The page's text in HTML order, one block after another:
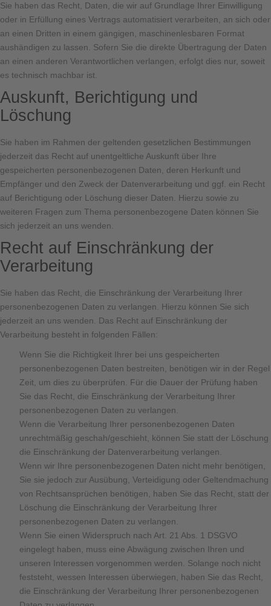
Sie haben das Recht, Daten, die wir auf Grundlage Ihrer Einwilligung
oder in Erfüllung eines Vertrags automatisiert verarbeiten, an sich oder
an einen Dritten in einem gängigen, maschinenlesbaren Format
aushändigen zu lassen. Sofern Sie die direkte Übertragung der Daten
an einen anderen Verantwortlichen verlangen, erfolgt dies nur, soweit
es technisch machbar ist.
Auskunft, Berichtigung und
Löschung
Sie haben im Rahmen der geltenden gesetzlichen Bestimmungen
jederzeit das Recht auf unentgeltliche Auskunft über Ihre
gespeicherten personenbezogenen Daten, deren Herkunft und
Empfänger und den Zweck der Datenverarbeitung und ggf. ein Recht
auf Berichtigung oder Löschung dieser Daten. Hierzu sowie zu
weiteren Fragen zum Thema personenbezogene Daten können Sie
sich jederzeit an uns wenden.
Recht auf Einschränkung der
Verarbeitung
Sie haben das Recht, die Einschränkung der Verarbeitung Ihrer
personenbezogenen Daten zu verlangen. Hierzu können Sie sich
jederzeit an uns wenden. Das Recht auf Einschränkung der
Verarbeitung besteht in folgenden Fällen:
Wenn Sie die Richtigkeit Ihrer bei uns gespeicherten
personenbezogenen Daten bestreiten, benötigen wir in der Regel
Zeit, um dies zu überprüfen. Für die Dauer der Prüfung haben
Sie das Recht, die Einschränkung der Verarbeitung Ihrer
personenbezogenen Daten zu verlangen.
Wenn die Verarbeitung Ihrer personenbezogenen Daten
unrechtmäßig geschah/geschieht, können Sie statt der Löschung
die Einschränkung der Datenverarbeitung verlangen.
Wenn wir Ihre personenbezogenen Daten nicht mehr benötigen,
Sie sie jedoch zur Ausübung, Verteidigung oder Geltendmachung
von Rechtsansprüchen benötigen, haben Sie das Recht, statt der
Löschung die Einschränkung der Verarbeitung Ihrer
personenbezogenen Daten zu verlangen.
Wenn Sie einen Widerspruch nach Art. 21 Abs. 1 DSGVO
eingelegt haben, muss eine Abwägung zwischen Ihren und
unseren Interessen vorgenommen werden. Solange noch nicht
feststeht, wessen Interessen überwiegen, haben Sie das Recht,
die Einschränkung der Verarbeitung Ihrer personenbezogenen